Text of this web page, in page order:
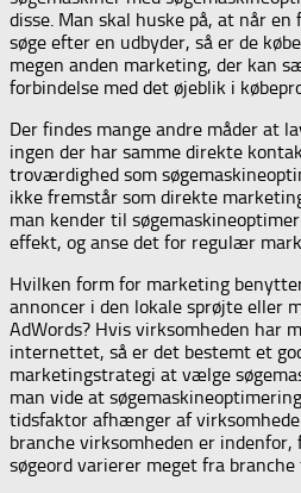
disse. Man skal huske på, at når
søge efter en udbyder, så er de
megen anden marketing, der kan
forbindelse med det øjeblik i
Der findes mange andre måder at
ingen der har samme direkte
troværdighed som
ikke fremstår som direkte
man kender til
effekt, og anse det for regulær
Hvilken form for marketing
annoncer i den lokale sprøjte eller
AdWords? Hvis virksomheden har
internettet, så er det bestemt et
marketingstrategi at vælge
man vide at
tidsfaktor afhænger af
branche virksomheden er
søgeord varierer meget fra